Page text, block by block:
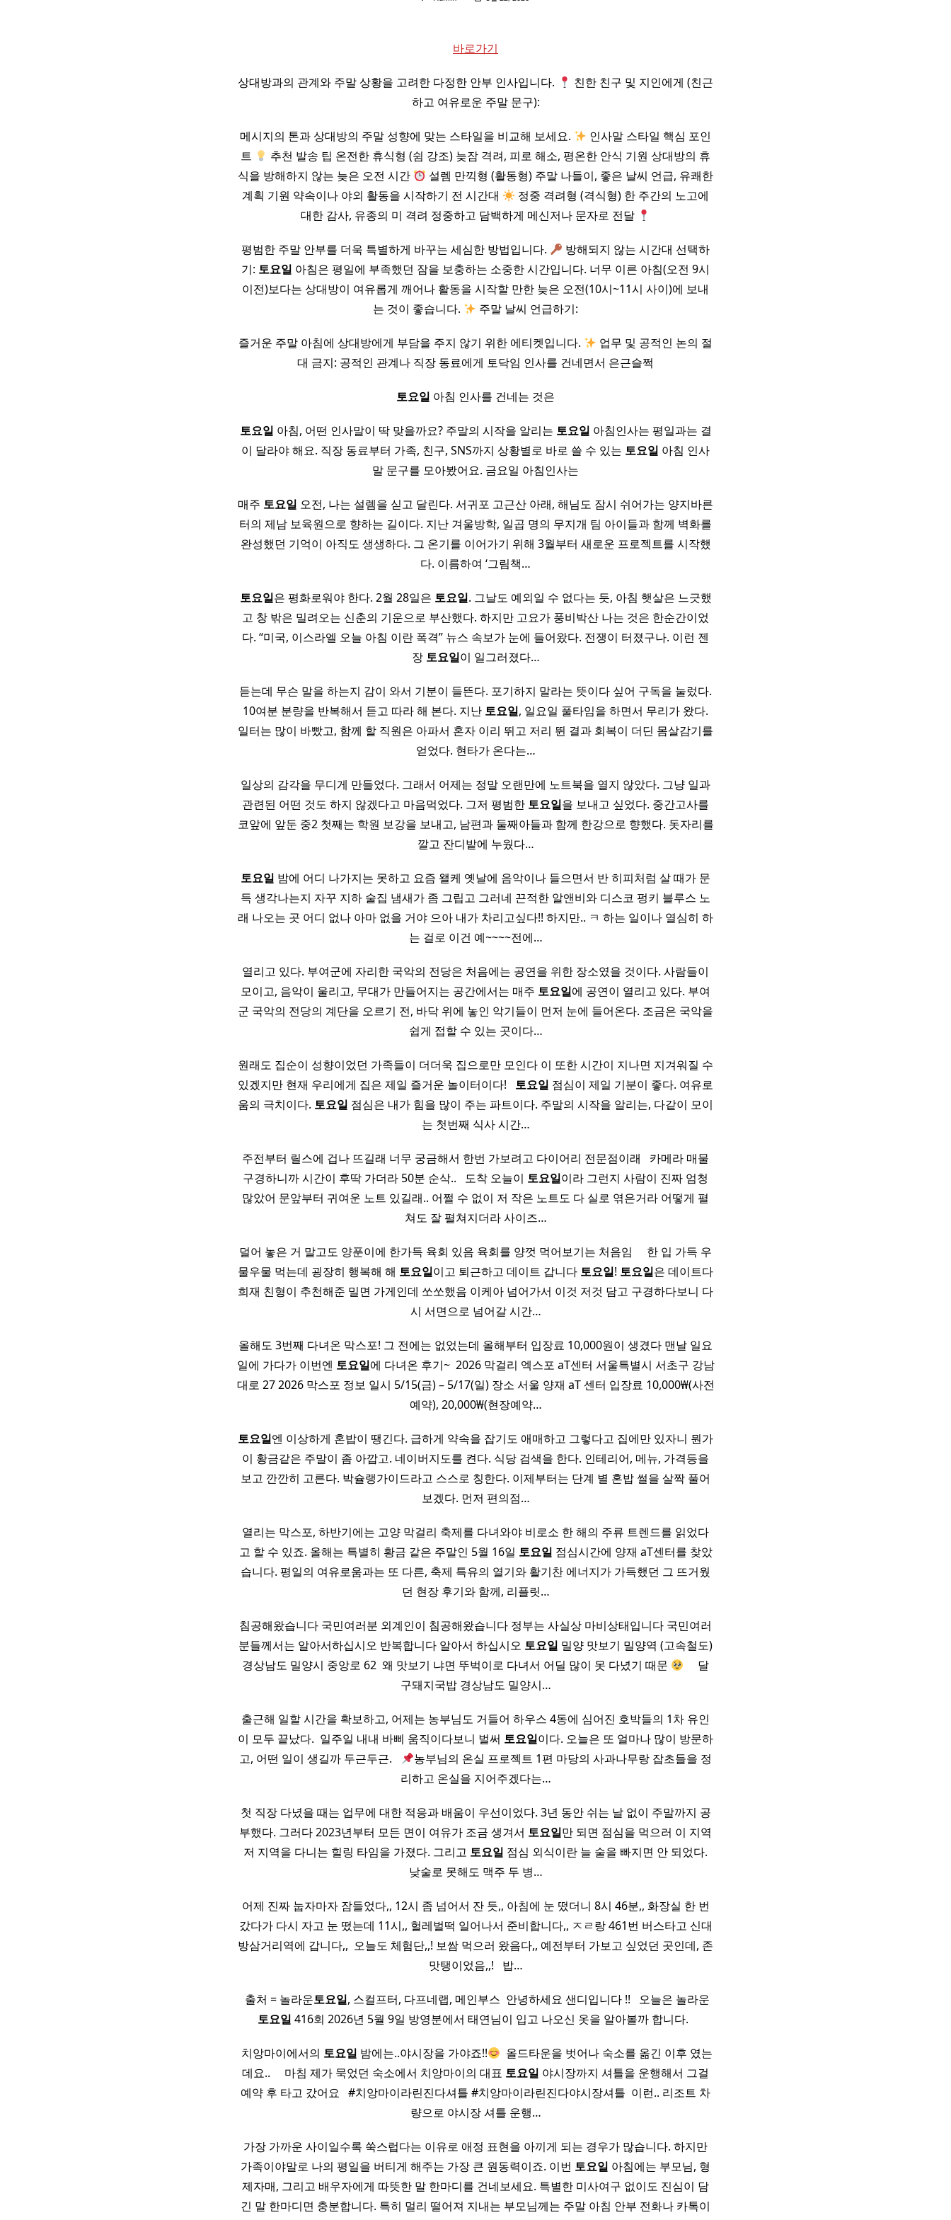
바로가기
상대방과의 관계와 주말 상황을 고려한 다정한 안부 인사입니다.
친한 친구 및 지인에게 (친근
하고 여유로운 주말 문구):
메시지의 톤과 상대방의 주말 성향에 맞는 스타일을 비교해 보세요.
인사말 스타일 핵심 포인
트
추천 발송 팁 온전한 휴식형 (쉼 강조) 늦잠 격려, 피로 해소, 평온한 안식 기원 상대방의 휴
식을 방해하지 않는 늦은 오전 시간
설렘 만끽형 (활동형) 주말 나들이, 좋은 날씨 언급, 유쾌한
계획 기원 약속이나 야외 활동을 시작하기 전 시간대
정중 격려형 (격식형) 한 주간의 노고에
대한 감사, 유종의 미 격려 정중하고 담백하게 메신저나 문자로 전달
평범한 주말 안부를 더욱 특별하게 바꾸는 세심한 방법입니다.
방해되지 않는 시간대 선택하
기: 토요일 아침은 평일에 부족했던 잠을 보충하는 소중한 시간입니다. 너무 이른 아침(오전 9시
이전)보다는 상대방이 여유롭게 깨어나 활동을 시작할 만한 늦은 오전(10시~11시 사이)에 보내
는 것이 좋습니다.
주말 날씨 언급하기:
즐거운 주말 아침에 상대방에게 부담을 주지 않기 위한 에티켓입니다.
업무 및 공적인 논의 절
대 금지: 공적인 관계나 직장 동료에게 토닥임 인사를 건네면서 은근슬쩍
토요일 아침 인사를 건네는 것은
토요일 아침, 어떤 인사말이 딱 맞을까요? 주말의 시작을 알리는 토요일 아침인사는 평일과는 결
이 달라야 해요. 직장 동료부터 가족, 친구, SNS까지 상황별로 바로 쓸 수 있는 토요일 아침 인사
말 문구를 모아봤어요. 금요일 아침인사는
매주 토요일 오전, 나는 설렘을 싣고 달린다. 서귀포 고근산 아래, 해님도 잠시 쉬어가는 양지바른
터의 제남 보육원으로 향하는 길이다. ​지난 겨울방학, 일곱 명의 무지개 팀 아이들과 함께 벽화를
완성했던 기억이 아직도 생생하다. 그 온기를 이어가기 위해 3월부터 새로운 프로젝트를 시작했
다. 이름하여 ‘그림책…
토요일은 평화로워야 한다. 2월 28일은 토요일. 그날도 예외일 수 없다는 듯, 아침 햇살은 느긋했
고 창 밖은 밀려오는 신춘의 기운으로 부산했다. 하지만 고요가 풍비박산 나는 것은 한순간이었
다. “미국, 이스라엘 오늘 아침 이란 폭격” 뉴스 속보가 눈에 들어왔다. 전쟁이 터졌구나. 이런 젠
장 토요일이 일그러졌다…
듣는데 무슨 말을 하는지 감이 와서 기분이 들뜬다. 포기하지 말라는 뜻이다 싶어 구독을 눌렀다.
10여분 분량을 반복해서 듣고 따라 해 본다. 지난 토요일, 일요일 풀타임을 하면서 무리가 왔다.
일터는 많이 바빴고, 함께 할 직원은 아파서 혼자 이리 뛰고 저리 뛴 결과 회복이 더딘 몸살감기를
얻었다. 현타가 온다는…
일상의 감각을 무디게 만들었다. 그래서 어제는 정말 오랜만에 노트북을 열지 않았다. 그냥 일과
관련된 어떤 것도 하지 않겠다고 마음먹었다. 그저 평범한 토요일을 보내고 싶었다. 중간고사를
코앞에 앞둔 중2 첫째는 학원 보강을 보내고, 남편과 둘째아들과 함께 한강으로 향했다. 돗자리를
깔고 잔디밭에 누웠다…
토요일 밤에 어디 나가지는 못하고 요즘 왤케 옛날에 음악이나 들으면서 반 히피처럼 살 때가 문
득 생각나는지 자꾸 지하 술집 냄새가 좀 그립고 그러네 끈적한 알앤비와 디스코 펑키 블루스 노
래 나오는 곳 어디 없나 아마 없을 거야 으아 내가 차리고싶다!! 하지만.. ㅋ 하는 일이나 열심히 하
는 걸로 이건 예~~~~전에…
열리고 있다. 부여군에 자리한 국악의 전당은 처음에는 공연을 위한 장소였을 것이다. 사람들이
모이고, 음악이 울리고, 무대가 만들어지는 공간에서는 매주 토요일에 공연이 열리고 있다. 부여
군 국악의 전당의 계단을 오르기 전, 바닥 위에 놓인 악기들이 먼저 눈에 들어온다. 조금은 국악을
쉽게 접할 수 있는 곳이다…
원래도 집순이 성향이었던 가족들이 더더욱 집으로만 모인다 이 또한 시간이 지나면 지겨워질 수
있겠지만 현재 우리에게 집은 제일 즐거운 놀이터이다! ​ ​ 토요일 점심이 제일 기분이 좋다. 여유로
움의 극치이다. 토요일 점심은 내가 힘을 많이 주는 파트이다. 주말의 시작을 알리는, 다같이 모이
는 첫번째 식사 시간…
주전부터 릴스에 겁나 뜨길래 너무 궁금해서 한번 가보려고 다이어리 전문점이래 ​ ​ 카메라 매물
구경하니까 시간이 후딱 가더라 50분 순삭.. ​ ​ 도착 오늘이 토요일이라 그런지 사람이 진짜 엄청
많았어 문앞부터 귀여운 노트 있길래.. 어쩔 수 없이 저 작은 노트도 다 실로 엮은거라 어떻게 펼
쳐도 잘 펼쳐지더라 사이즈…
덜어 놓은 거 말고도 양푼이에 한가득 육회 있음 육회를 양껏 먹어보기는 처음임 ​ ​ ​ ​ 한 입 가득 우
물우물 먹는데 굉장히 행복해 해 토요일이고 퇴근하고 데이트 갑니다 토요일! 토요일은 데이트다
희재 친형이 추천해준 밀면 가게인데 쏘쏘했음 이케아 넘어가서 이것 저것 담고 구경하다보니 다
시 서면으로 넘어갈 시간…
올해도 3번째 다녀온 막스포! 그 전에는 없었는데 올해부터 입장료 10,000원이 생겼다 맨날 일요
일에 가다가 이번엔 토요일에 다녀온 후기~ ​ 2026 막걸리 엑스포 aT센터 서울특별시 서초구 강남
대로 27 2026 막스포 정보 일시 5/15(금) – 5/17(일) 장소 서울 양재 aT 센터 입장료 10,000₩(사전
예약), 20,000₩(현장예약…
토요일엔 이상하게 혼밥이 땡긴다. 급하게 약속을 잡기도 애매하고 그렇다고 집에만 있자니 뭔가
이 황금같은 주말이 좀 아깝고. 네이버지도를 켠다. 식당 검색을 한다. 인테리어, 메뉴, 가격등을
보고 깐깐히 고른다. 박슐랭가이드라고 스스로 칭한다. 이제부터는 단계 별 혼밥 썰을 살짝 풀어
보겠다. 먼저 편의점…
열리는 막스포, 하반기에는 고양 막걸리 축제를 다녀와야 비로소 한 해의 주류 트렌드를 읽었다
고 할 수 있죠. 올해는 특별히 황금 같은 주말인 5월 16일 토요일 점심시간에 양재 aT센터를 찾았
습니다. 평일의 여유로움과는 또 다른, 축제 특유의 열기와 활기찬 에너지가 가득했던 그 뜨거웠
던 현장 후기와 함께, 리플릿…
침공해왔습니다 국민여러분 외계인이 침공해왔습니다 정부는 사실상 마비상태입니다 국민여러
분들께서는 알아서하십시오 반복합니다 알아서 하십시오 토요일 밀양 맛보기 밀양역 (고속철도)
경상남도 밀양시 중앙로 62 ​ 왜 맛보기 냐면 뚜벅이로 다녀서 어딜 많이 못 다녔기 때문
​ ​ ​ ​ 달
구돼지국밥 경상남도 밀양시…
출근해 일할 시간을 확보하고, 어제는 농부님도 거들어 하우스 4동에 심어진 호박들의 1차 유인
이 모두 끝났다. ​ 일주일 내내 바삐 움직이다보니 벌써 토요일이다. 오늘은 또 얼마나 많이 방문하
고, 어떤 일이 생길까 두근두근. ​ ​
농부님의 온실 프로젝트 1편 마당의 사과나무랑 잡초들을 정
리하고 온실을 지어주겠다는…
첫 직장 다녔을 때는 업무에 대한 적응과 배움이 우선이었다. 3년 동안 쉬는 날 없이 주말까지 공
부했다. 그러다 2023년부터 모든 면이 여유가 조금 생겨서 토요일만 되면 점심을 먹으러 이 지역
저 지역을 다니는 힐링 타임을 가졌다. 그리고 토요일 점심 외식이란 늘 술을 빠지면 안 되었다.
낮술로 못해도 맥주 두 병…
어제 진짜 눕자마자 잠들었다,, 12시 좀 넘어서 잔 듯,, 아침에 눈 떴더니 8시 46분,, 화장실 한 번
갔다가 다시 자고 눈 떴는데 11시,, 헐레벌떡 일어나서 준비합니다,, ㅈㄹ랑 461번 버스타고 신대
방삼거리역에 갑니다,, ​ 오늘도 체험단,,! 보쌈 먹으러 왔음다,, 예전부터 가보고 싶었던 곳인데, 존
맛탱이었음,,! ​ ​ 밥…
​ 출처 = 놀라운토요일, 스컬프터, 다프네랩, 메인부스 ​ 안녕하세요 샌디입니다 !! ​ ​ 오늘은 놀라운
토요일 416회 2026년 5월 9일 방영분에서 태연님이 입고 나오신 옷을 알아볼까 합니다. ​ ​
​ 치앙마이에서의 토요일 밤에는..야시장을 가야죠!!
​ 올드타운을 벗어나 숙소를 옮긴 이후 였는
데요.. ​ ​ ​ ​ 마침 제가 묵었던 숙소에서 치앙마이의 대표 토요일 야시장까지 셔틀을 운행해서 그걸
예약 후 타고 갔어요 ​ ​ #치앙마이라린진다셔틀 #치앙마이라린진다야시장셔틀 ​ 이런.. 리조트 차
량으로 야시장 셔틀 운행…
가장 가까운 사이일수록 쑥스럽다는 이유로 애정 표현을 아끼게 되는 경우가 많습니다. 하지만
가족이야말로 나의 평일을 버티게 해주는 가장 큰 원동력이죠. 이번 토요일 아침에는 부모님, 형
제자매, 그리고 배우자에게 따뜻한 말 한마디를 건네보세요. 특별한 미사여구 없이도 진심이 담
긴 말 한마디면 충분합니다. 특히 멀리 떨어져 지내는 부모님께는 주말 아침 안부 전화나 카톡이